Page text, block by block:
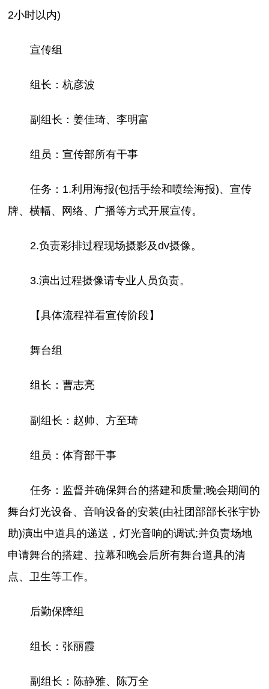
2小时以内)
宣传组
组长：杭彦波
副组长：姜佳琦、李明富
组员：宣传部所有干事
任务：1.利用海报(包括手绘和喷绘海报)、宣传
牌、横幅、网络、广播等方式开展宣传。
2.负责彩排过程现场摄影及dv摄像。
3.演出过程摄像请专业人员负责。
【具体流程祥看宣传阶段】
舞台组
组长：曹志亮
副组长：赵帅、方至琦
组员：体育部干事
任务：监督并确保舞台的搭建和质量;晚会期间的
舞台灯光设备、音响设备的安装(由社团部部长张宇协
助)演出中道具的递送，灯光音响的调试;并负责场地
申请舞台的搭建、拉幕和晚会后所有舞台道具的清
点、卫生等工作。
后勤保障组
组长：张丽霞
副组长：陈静雅、陈万全